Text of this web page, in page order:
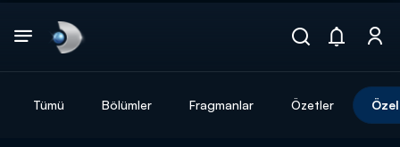
Tümü Bölümler Fragmanlar Özetler